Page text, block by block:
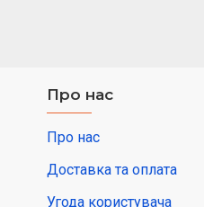
Про нас
Про нас
Доставка та оплата
Угода користувача